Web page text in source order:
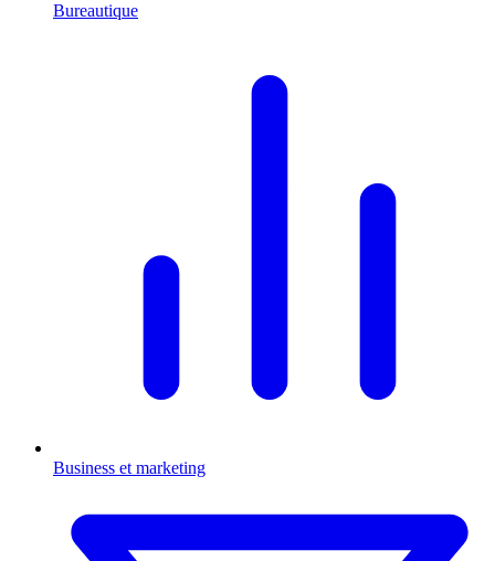
Bureautique
Business et marketing